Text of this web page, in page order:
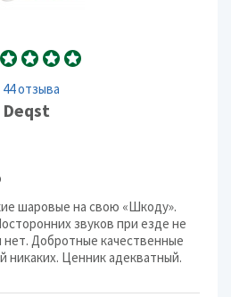
44 отзыва
шаровые на свою «Шкоду».
звуков при езде не
Добротные качественные
никаких. Ценник адекватный.